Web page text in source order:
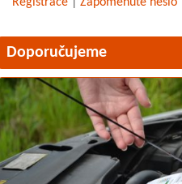
Doporučujeme